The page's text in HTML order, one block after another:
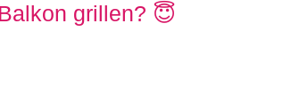
grillen? 😇